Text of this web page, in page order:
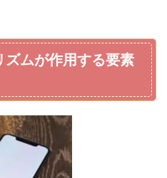
ズムが作用する要素